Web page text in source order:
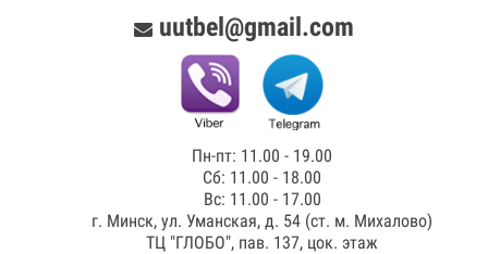
uutbel@gmail.com
Пн-пт: 11.00 - 19.00
Сб: 11.00 - 18.00
Вс: 11.00 - 17.00
г. Минск, ул. Уманская, д. 54 (ст. м. Михалово)
ТЦ "ГЛОБО", пав. 137, цок. этаж